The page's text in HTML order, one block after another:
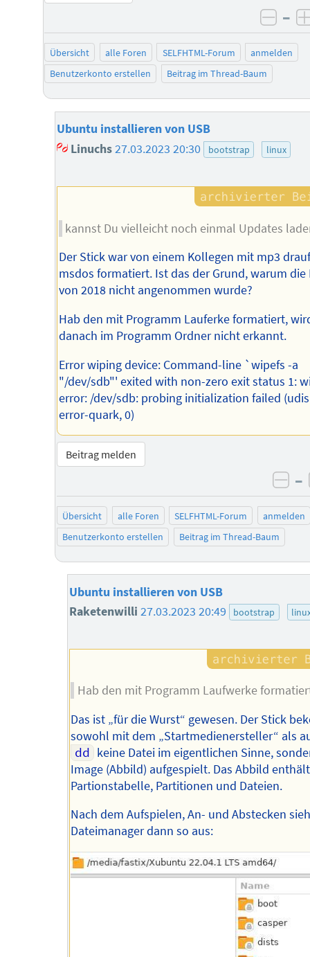
–
Übersicht alle Foren SELFHTML-Forum
anmelden
Benutzerkonto erstellen
Beitrag im Thread-Baum
Ubuntu installieren von USB
Linuchs27.03.2023 20:30 bootstrap linux
kannst Du vielleicht noch einmal Updates
Der Stick war von einem Kollegen mit mp3
msdos formatiert. Ist das der Grund, warum die
von 2018 nicht angenommen wurde?
Hab den mit Programm Lauferke formatiert,
danach im Programm Ordner nicht erkannt.
Error wiping device: Command-line `wipefs -a
"/dev/sdb"' exited with non-zero exit status 1:
error: /dev/sdb: probing initialization failed
error-quark, 0)
Beitrag melden
–
Übersicht alle Foren SELFHTML-Forum
anmelden
Benutzerkonto erstellen
Beitrag im Thread-Baum
Ubuntu installieren von USB
Raketenwilli 27.03.2023 20:49 bootstrap
Hab den mit Programm Laufwerke
Das ist „für die Wurst“ gewesen. Der Stick
sowohl mit dem „Startmedienersteller“ als
dd keine Datei im eigentlichen Sinne,
Image (Abbild) aufgespielt. Das Abbild
Partionstabelle, Partitionen und Dateien.
Nach dem Aufspielen, An- und Abstecken
Dateimanager dann so aus: